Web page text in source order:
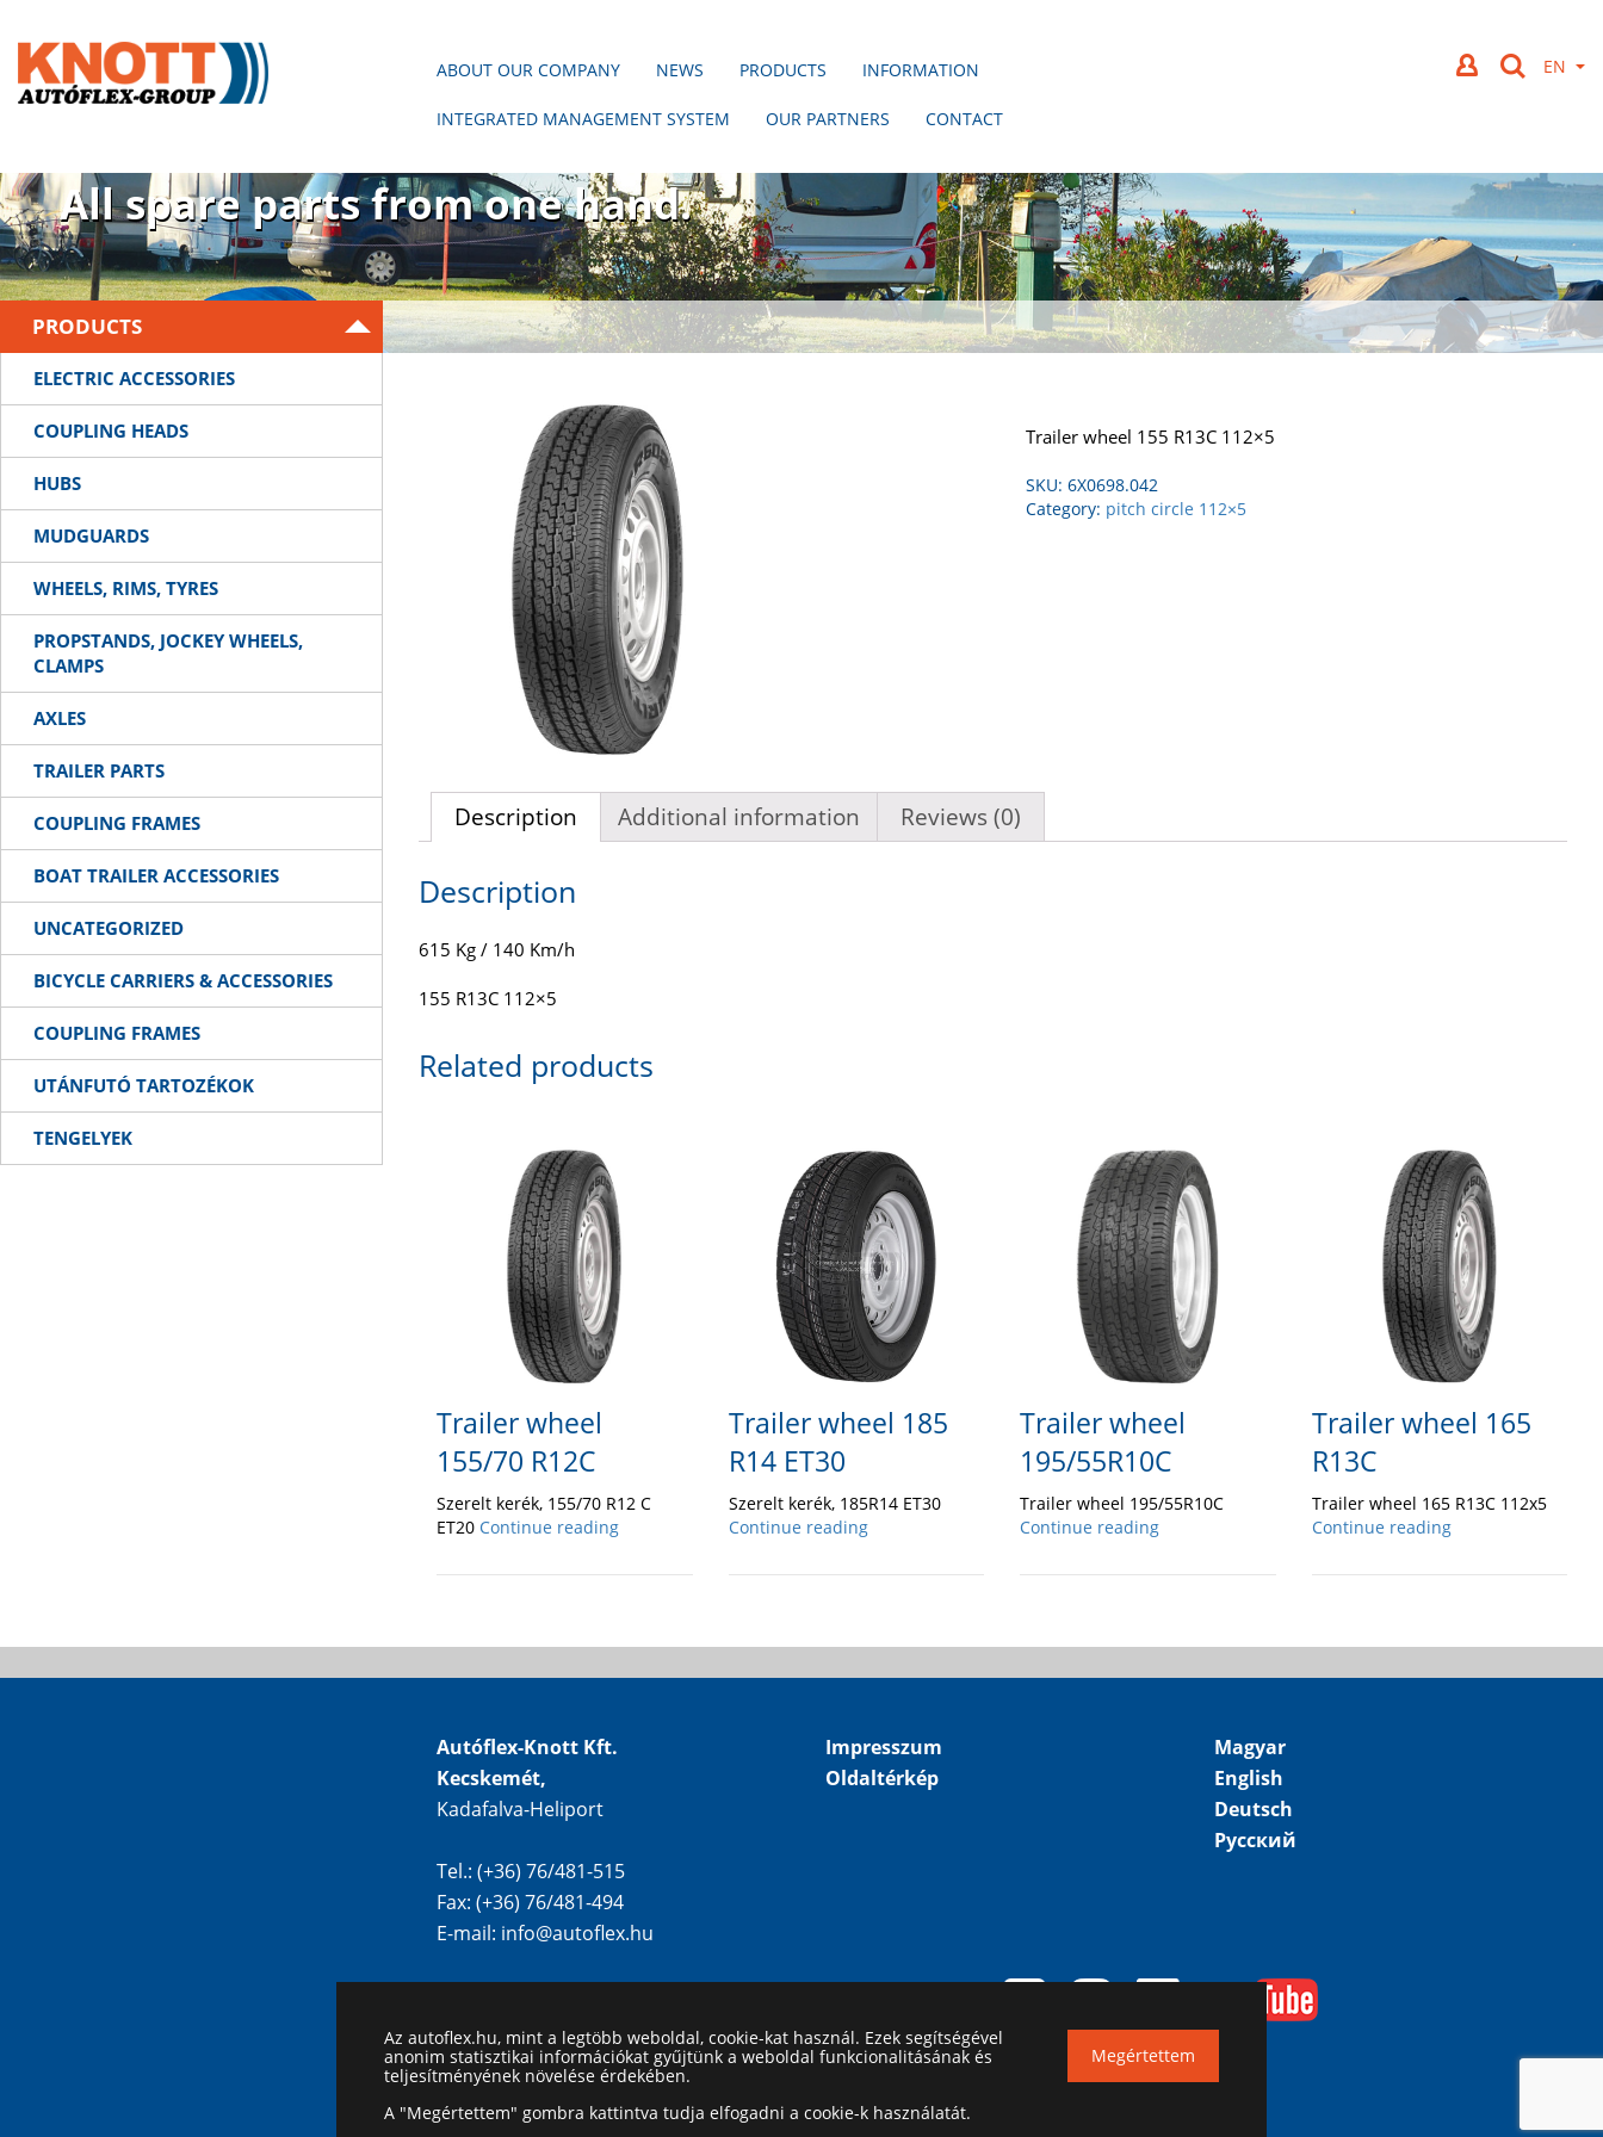
ABOUT OUR COMPANY NEWS PRODUCTS INFORMATION
INTEGRATED MANAGEMENT SYSTEM OUR PARTNERS CONTACT
There is no trailer without us!
All spare parts from one hand.
PRODUCTS
ELECTRIC ACCESSORIES
COUPLING HEADS
HUBS
MUDGUARDS
WHEELS, RIMS, TYRES
PROPSTANDS, JOCKEY WHEELS,
CLAMPS
AXLES
TRAILER PARTS
COUPLING FRAMES
BOAT TRAILER ACCESSORIES
UNCATEGORIZED
BICYCLE CARRIERS & ACCESSORIES
COUPLING FRAMES
UTÁNFUTÓ TARTOZÉKOK
TENGELYEK
Trailer wheel 155 R13C 112×5
SKU: 6X0698.042
Category: pitch circle 112×5
Description Additional information Reviews (0)
Description
615 Kg / 140 Km/h
155 R13C 112×5
Related products
Trailer wheel
155/70 R12C
Szerelt kerék, 155/70 R12 C
ET20 Continue reading
Trailer wheel 185
R14 ET30
Szerelt kerék, 185R14 ET30
Continue reading
Trailer wheel
195/55R10C
Trailer wheel 195/55R10C
Continue reading
Trailer wheel 165
R13C
Trailer wheel 165 R13C 112x5
Continue reading
Autóflex-Knott Kft.
Kecskemét,
Kadafalva-Heliport
Tel.: (+36) 76/481-515
Fax: (+36) 76/481-494
E-mail: info@autoflex.hu
Impresszum
Oldaltérkép
Magyar
English
Deutsch
Русский
Az autoflex.hu, mint a legtöbb weboldal, cookie-kat használ. Ezek segítségével
anonim statisztikai információkat gyűjtünk a weboldal funkcionalitásának és
teljesítményének növelése érdekében.
A "Megértettem" gombra kattintva tudja elfogadni a cookie-k használatát.
Megértettem